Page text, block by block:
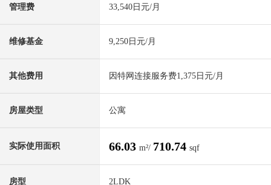
管理费 33,540日元/月
维修基金 9,250日元/月
其他费用 因特网连接服务费1,375日元/月
房屋类型 公寓
实际使用面积 66.03 m²/ 710.74 sqf
房型 2LDK